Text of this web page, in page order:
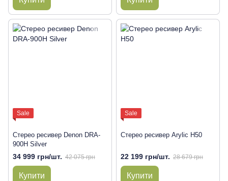
Sale
Стерео ресивер Denon DRA-
900H Silver
34 999 грн/шт. 42 075 грн
Купити
Sale
Стерео ресивер Arylic H50
22 199 грн/шт. 28 679 грн
Купити